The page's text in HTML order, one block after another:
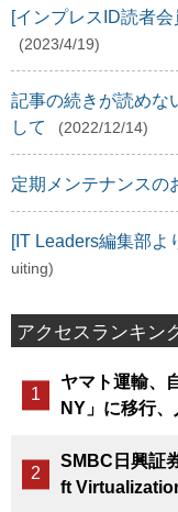
[インプレスID読者
(2023/4/19)
記事の続きが読めな
して
(2022/12/14)
定期メンテナンスの
[IT Leaders編集部よ
uiting)
アクセスランキン
ヤマト運輸、
NY」に移行
SMBC日興証
ft